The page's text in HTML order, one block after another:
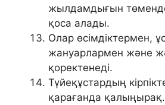
жылдамдығын
қоса алады.
Олар өсімдіктермен,
жануарлармен және
қоректенеді.
Түйеқұстардың
қарағанда